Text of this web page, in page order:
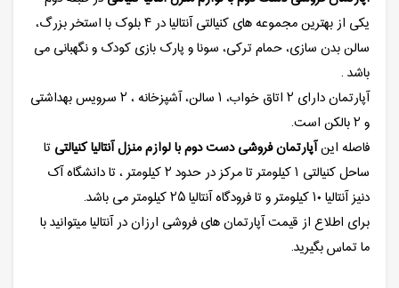
یکی از بهترین مجموعه های کنیالتی آنتالیا در ۴ بلوک با استخر بزرگ،
سالن بدن سازی، حمام ترکی، سونا و پارک بازی کودک و نگهبانی می
باشد .
آپارتمان دارای ۲ اتاق خواب، ۱ سالن، آشپزخانه ، ۲ سرویس بهداشتی
و ۲ بالکن است.
فاصله اینآپارتمان فروشی دست دوم با لوازم منزل آنتالیا کنیالتیتا
ساحل کنیالتی ۱ کیلومتر تا مرکز در حدود ۲ کیلومتر ، تا دانشگاه آک
دنیز آنتالیا ۱۰ کیلومتر و تا فرودگاه آنتالیا ۲۵ کیلومتر می باشد.
برای اطلاع از قیمت آپارتمان های فروشی ارزان در آنتالیا میتوانید با
ما تماس بگیرید.